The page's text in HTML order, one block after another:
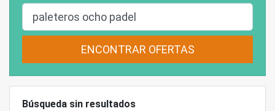
ENCONTRAR OFERTAS
Búsqueda sin resultados